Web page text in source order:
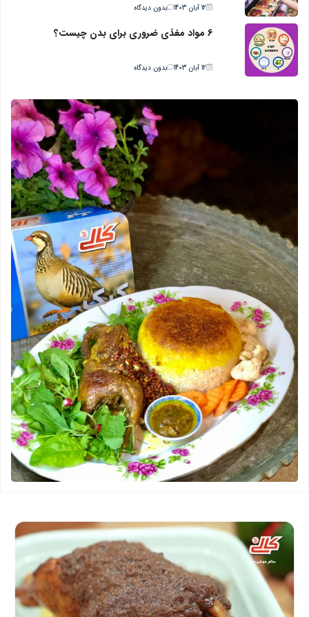
12 آبان 1403 بدون دیدگاه
6 مواد مغذی ضروری برای بدن چیست؟
12 آبان 1403 بدون دیدگاه